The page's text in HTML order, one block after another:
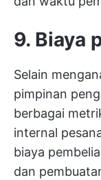
9. Biaya
Selain
pimpinan
berbagai
internal
biaya
dan